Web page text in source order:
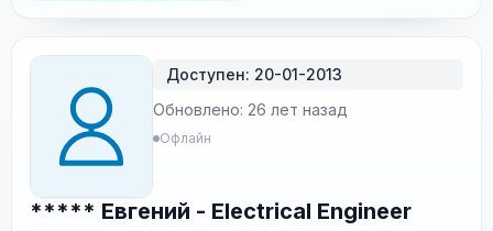
Доступен: 20-01-2013
Обновлено: 26 лет назад
Офлайн
***** Евгений - Electrical Engineer